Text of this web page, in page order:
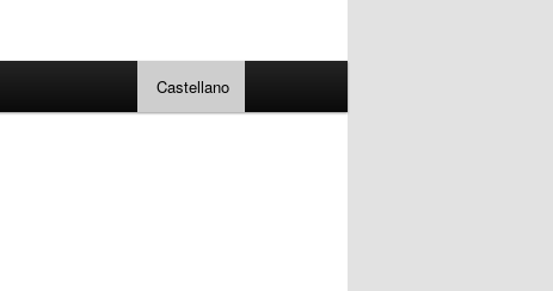
Castellano